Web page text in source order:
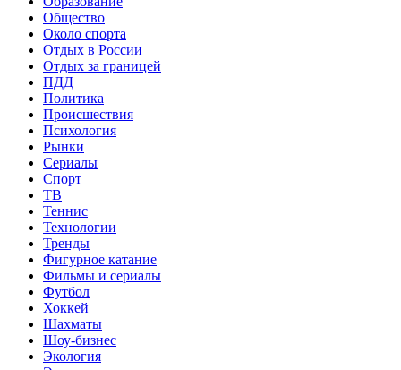
Общество
Около спорта
Отдых в России
Отдых за границей
ПДД
Политика
Происшествия
Психология
Рынки
Сериалы
Спорт
ТВ
Теннис
Технологии
Тренды
Фигурное катание
Фильмы и сериалы
Футбол
Хоккей
Шахматы
Шоу-бизнес
Экология